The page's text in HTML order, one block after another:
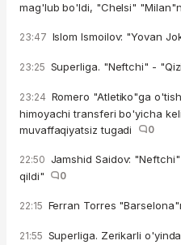
mag'lub bo'ldi, "Chelsi"
23:47 Islom Ismoilov: "Yovan
23:25 Superliga. "Neftchi" -
23:24 Romero "Atletiko"ga
himoyachi transferi bo'yicha
muvaffaqiyatsiz tugadi
0
22:50 Jamshid Saidov:
qildi"
0
22:15 Ferran Torres
21:55 Superliga. Zerikarli